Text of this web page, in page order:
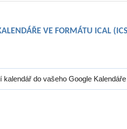
VE FORMÁTU ICAL
kalendář do vašeho Google Kalendáře